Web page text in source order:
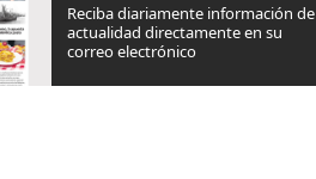
Reciba diariamente información de
actualidad directamente en su
correo electrónico